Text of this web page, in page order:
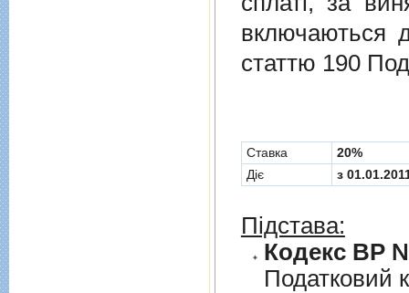
включаються
статтю 190
Cтавка
20%
Діє
з
Підстава:
Кодекс ВР №
Податковий